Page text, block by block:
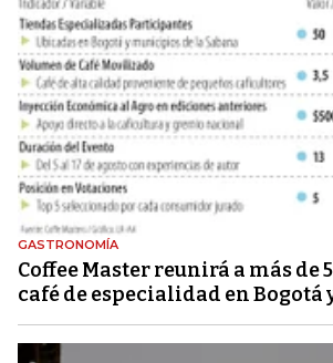
GASTRONOMÍA
Coffee Master reunirá a más de
café de especialidad en Bogotá